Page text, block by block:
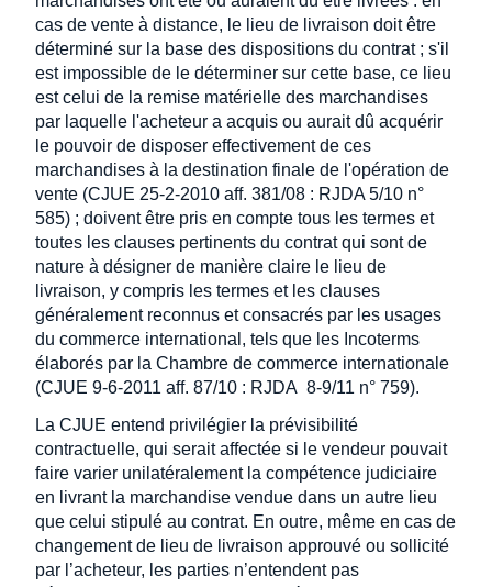
cas de vente à distance, le lieu de livraison doit être
déterminé sur la base des dispositions du contrat ; s'il
est impossible de le déterminer sur cette base, ce lieu
est celui de la remise matérielle des marchandises
par laquelle l'acheteur a acquis ou aurait dû acquérir
le pouvoir de disposer effectivement de ces
marchandises à la destination finale de l'opération de
vente (CJUE 25-2-2010 aff. 381/08 : RJDA 5/10 n°
585) ; doivent être pris en compte tous les termes et
toutes les clauses pertinents du contrat qui sont de
nature à désigner de manière claire le lieu de
livraison, y compris les termes et les clauses
généralement reconnus et consacrés par les usages
du commerce international, tels que les Incoterms
élaborés par la Chambre de commerce internationale
(CJUE 9-6-2011 aff. 87/10 : RJDA 8-9/11 n° 759).
La CJUE entend privilégier la prévisibilité
contractuelle, qui serait affectée si le vendeur pouvait
faire varier unilatéralement la compétence judiciaire
en livrant la marchandise vendue dans un autre lieu
que celui stipulé au contrat. En outre, même en cas de
changement de lieu de livraison approuvé ou sollicité
par l’acheteur, les parties n’entendent pas